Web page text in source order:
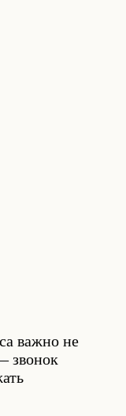
важно не
звонок